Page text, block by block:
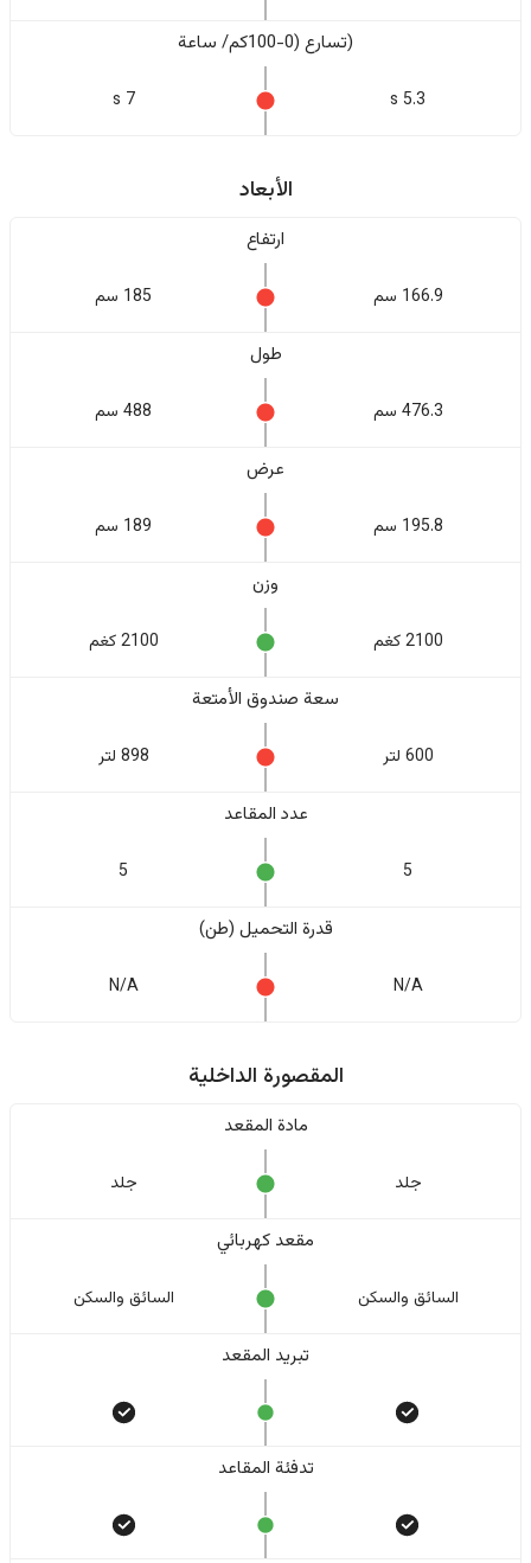
(تسارع (0-100كم/ ساعة
5.3 s
7 s
الأبعاد
ارتفاع
166.9 سم 185 سم
طول
476.3 سم 488 سم
عرض
195.8 سم 189 سم
وزن
2100 كغم 2100 كغم
سعة صندوق الأمتعة
600 لتر 898 لتر
عدد المقاعد
5
5
قدرة التحميل (طن)
N/A
N/A
المقصورة الداخلية
مادة المقعد
جلد جلد
مقعد كهربائي
السائق والسکن السائق والسکن
تبريد المقعد
تدفئة المقاعد